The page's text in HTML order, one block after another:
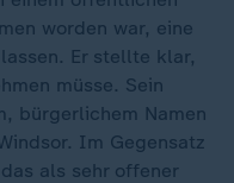
worden war, eine
Er stellte klar,
müsse. Sein
bürgerlichem Namen
Im Gegensatz
als sehr offener